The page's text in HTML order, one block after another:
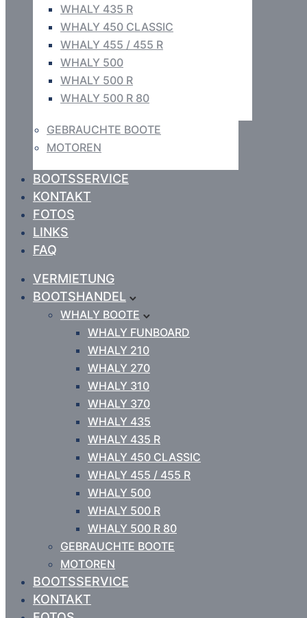
WHALY 435 R
WHALY 450 CLASSIC
WHALY 455 / 455 R
WHALY 500
WHALY 500 R
WHALY 500 R 80
GEBRAUCHTE BOOTE
MOTOREN
BOOTSSERVICE
KONTAKT
FOTOS
LINKS
FAQ
VERMIETUNG
BOOTSHANDEL
WHALY BOOTE
WHALY FUNBOARD
WHALY 210
WHALY 270
WHALY 310
WHALY 370
WHALY 435
WHALY 435 R
WHALY 450 CLASSIC
WHALY 455 / 455 R
WHALY 500
WHALY 500 R
WHALY 500 R 80
GEBRAUCHTE BOOTE
MOTOREN
BOOTSSERVICE
KONTAKT